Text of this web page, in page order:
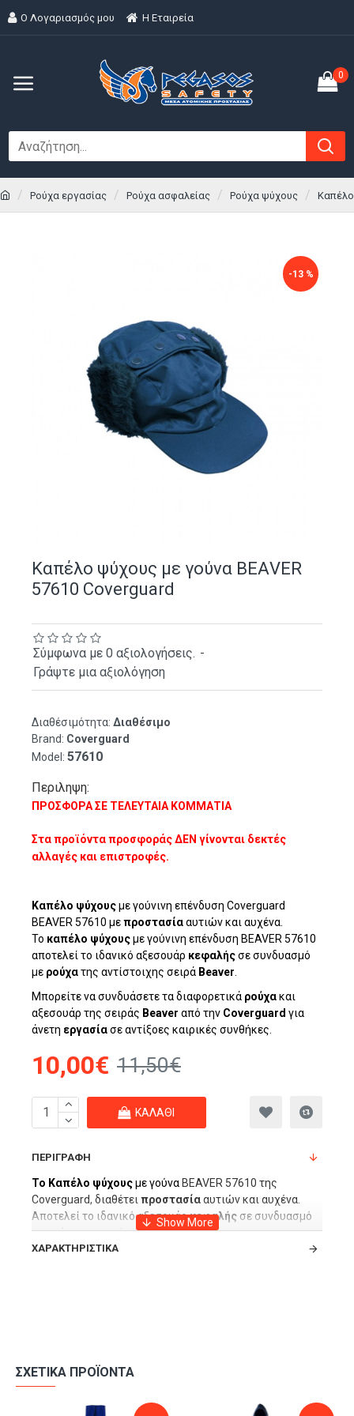
Ο Λογαριασμός μου H Εταιρεία
0
Ρούχα εργασίας Ρούχα ασφαλείας Ρούχα ψύχους
-13 %
Καπέλο ψύχους με γούνα ΒΕΑVER
57610 Coverguard
Διαθέσιμότητα: Διαθέσιμο
Brand: Coverguard
Model: 57610
Σύμφωνα με 0 αξιολογήσεις. -
Γράψτε μια αξιολόγηση
Περιληψη:
ΠΡΟΣΦΟΡΑ ΣΕ ΤΕΛΕΥΤΑΙΑ ΚΟΜΜΑΤΙΑ
Στα προϊόντα προσφοράς ΔΕΝ γίνονται δεκτές
αλλαγές και επιστροφές.
Καπέλο ψύχουςμε γούνινη επένδυση Coverguard
BEAVER 57610 μεπροστασίααυτιών και αυχένα.
Το καπέλο ψύχουςμε γούνινη επένδυση BEAVER 57610
αποτελεί το ιδανικό αξεσουάρ κεφαλήςσε συνδυασμό
με ρούχατης αντίστοιχης σειρά Beaver
Μπορείτε να συνδυάσετε τα διαφορετικά ρούχακαι
αξεσουάρ της σειράς Beaver από την Coverguard για
άνετη εργασίασε αντίξοες καιρικές συνθήκες.
10,00€ 11,50€
ΚΑΛΆΘΙ
ΠΕΡΙΓΡΑΦΉ
To Καπέλο ψύχουςμε γούνα BEAVER 57610 της
Coverguard, διαθέτει προστασίααυτιών και αυχένα.
Αποτελεί το ιδανικό αξεσουάρκεφαλής σε συνδυασμό
μερούχατης αντίστοιχης σειράBeaver.
ΧΑΡΑΚΤΗΡΙΣΤΙΚΆ
ΣΧΕΤΙΚΆ ΠΡΟΪΌΝΤΑ